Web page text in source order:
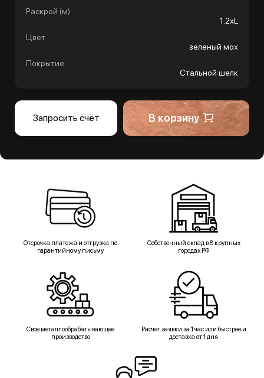
Раскрой (м)
1.2хL
Цвет
зеленый мох
Покрытие
Стальной шелк
Запросить счёт В корзину
Отсрочка платежа и отгрузка по
гарантийному письму
Собственный склад в 8 крупных
городах РФ
Свое металлообрабатывающее
производство
Расчет заявки за 1 час или быстрее и
доставка от 1 дня